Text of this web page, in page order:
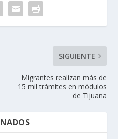
SIGUIENTE
Migrantes realizan más de
15 mil trámites en módulos
de Tijuana